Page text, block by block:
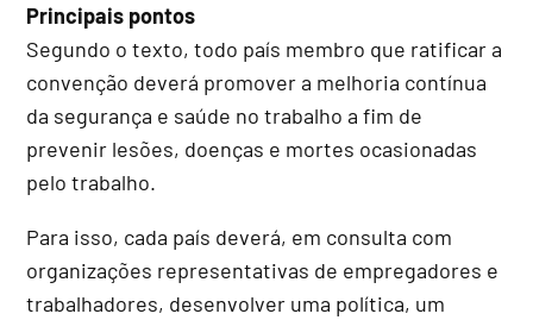
Principais pontos
Segundo o texto, todo país membro que ratificar a
convenção deverá promover a melhoria contínua
da segurança e saúde no trabalho a fim de
prevenir lesões, doenças e mortes ocasionadas
pelo trabalho.
Para isso, cada país deverá, em consulta com
organizações representativas de empregadores e
trabalhadores, desenvolver uma política, um